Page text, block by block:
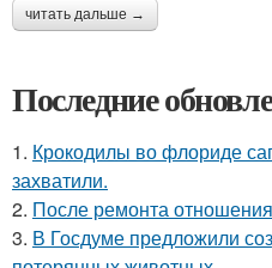
читать дальше →
Последние
1. Крокодилы во флориде
захватили.
2. После ремонта
3. В Госдуме предложили